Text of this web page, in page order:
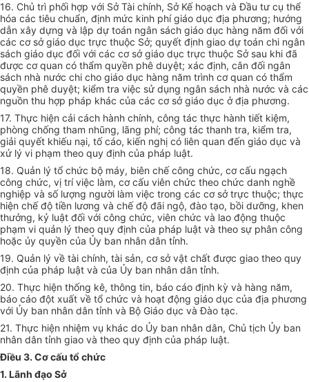
16. Chủ trì phối hợp với Sở Tài chính, Sở Kế hoạch và Đầu tư cụ thể
hóa các tiêu chuẩn, định mức kinh phí giáo dục địa phương; hướng
dẫn xây dựng và lập dự toán ngân sách giáo dục hàng năm đối với
các cơ sở giáo dục trực thuộc Sở; quyết định giao dự toán chi ngân
sách giáo dục đối với các cơ sở giáo dục trực thuộc Sở sau khi đã
được cơ quan có thẩm quyền phê duyệt; xác định, cân đối ngân
sách nhà nước chi cho giáo dục hàng năm trình cơ quan có thẩm
quyền phê duyệt; kiểm tra việc sử dụng ngân sách nhà nước và các
nguồn thu hợp pháp khác của các cơ sở giáo dục ở địa phương.
17. Thực hiện cải cách hành chính, công tác thực hành tiết kiệm,
phòng chống tham nhũng, lãng phí; công tác thanh tra, kiểm tra,
giải quyết khiếu nại, tốcáo, kiến nghị có liên quan đến giáo dục và
xử lý vi phạm theo quy định của pháp luật.
18. Quản lý tổ chức bộ máy, biên chế công chức, cơ cấu ngạch
công chức, vị trí việc làm, cơ cấu viên chức theo chức danh nghề
nghiệp và số lượng người làm việc trong các cơ sở trực thuộc; thực
hiện chế độ tiền lương và chế độ đãi ngộ, đào tạo, bồi dưỡng, khen
thưởng, kỷ luật đối với công chức, viên chức và lao động thuộc
phạm vi quản lý theo quy định của pháp luật và theo sự phân công
hoặc ủy quyền của Ủy ban nhân dân tỉnh.
19. Quản lý về tài chính, tài sản, cơ sở vật chất được giao theo quy
định của pháp luật và của Ủy ban nhân dân tỉnh.
20. Thực hiện thống kê, thông tin, báo cáo định kỳ và hàng năm,
báo cáo đột xuất về tổ chức và hoạt động giáo dục của địa phương
với Ủy ban nhân dân tỉnh và Bộ Giáo dục và Đào tạc.
21. Thực hiện nhiệm vụ khác do Ủy ban nhân dân, Chủ tịch Ủy ban
nhân dân tỉnh giao và theo quy định của pháp luật.
Điều 3. Cơ cấu tổ chức
1. Lãnh đạo Sở